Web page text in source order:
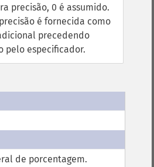
precisão, 0 é assumido.
é fornecida como
precedendo
pelo especificador.
de porcentagem.